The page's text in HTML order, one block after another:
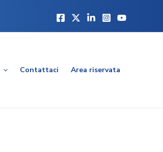
Contattaci Area riservata